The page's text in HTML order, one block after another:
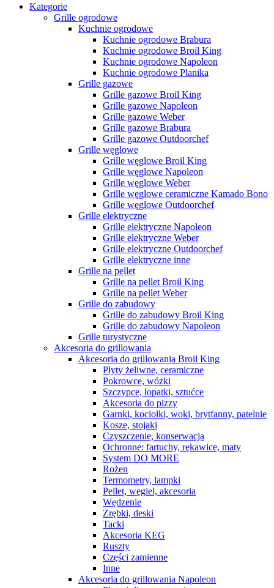
Kategorie
Grille ogrodowe
Kuchnie ogrodowe
Kuchnie ogrodowe Brabura
Kuchnie ogrodowe Broil King
Kuchnie ogrodowe Napoleon
Kuchnie ogrodowe Planika
Grille gazowe
Grille gazowe Broil King
Grille gazowe Napoleon
Grille gazowe Weber
Grille gazowe Brabura
Grille gazowe Outdoorchef
Grille węglowe
Grille węglowe Broil King
Grille węglowe Napoleon
Grille węglowe Weber
Grille węglowe ceramiczne Kamado Bono
Grille węglowe Outdoorchef
Grille elektryczne
Grille elektryczne Napoleon
Grille elektryczne Weber
Grille elektryczne Outdoorchef
Grille elektryczne inne
Grille na pellet
Grille na pellet Broil King
Grille na pellet Weber
Grille do zabudowy
Grille do zabudowy Broil King
Grille do zabudowy Napoleon
Grille turystyczne
Akcesoria do grillowania
Akcesoria do grillowania Broil King
Płyty żeliwne, ceramiczne
Pokrowce, wózki
Szczypce, łopatki, sztućce
Akcesoria do pizzy
Garnki, kociołki, woki, brytfanny, patelnie
Kosze, stojaki
Czyszczenie, konserwacja
Ochronne: fartuchy, rękawice, maty
System DO MORE
Rożen
Termometry, lampki
Pellet, węgiel, akcesoria
Wędzenie
Zrębki, deski
Tacki
Akcesoria KEG
Ruszty
Części zamienne
Inne
Akcesoria do grillowania Napoleon